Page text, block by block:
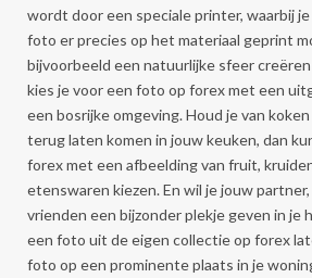
wordt door een speciale printer, waarbij
foto er precies op het materiaal geprint
bijvoorbeeld een natuurlijke sfeer creëren
kies je voor een foto op forex met een
een bosrijke omgeving. Houd je van
terug laten komen in jouw keuken, dan
forex met een afbeelding van fruit,
etenswaren kiezen. En wil je jouw
vrienden een bijzonder plekje geven in je
een foto uit de eigen collectie op forex
foto op een prominente plaats in je